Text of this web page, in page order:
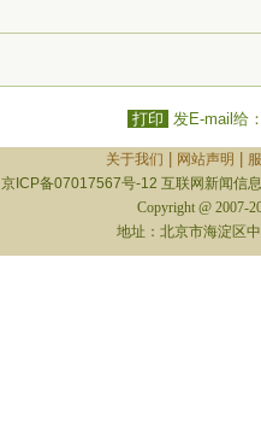
打印 发E-mail给
关于我们 网站声明
京ICP备07017567号-12 互联网新闻信
Copyright @ 2007-
地址：北京市海淀区